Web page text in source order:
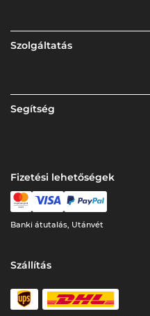
Szolgáltatás
Segítség
Fizetési lehetőségek
Banki átutalás, Utánvét
Szállítás